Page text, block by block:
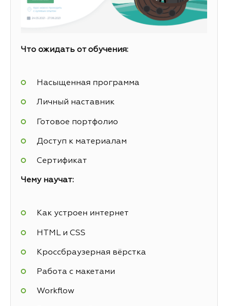
Что ожидать от обучения:
Насыщенная программа
Личный наставник
Готовое портфолио
Доступ к материалам
Сертификат
Чему научат:
Как устроен интернет
HTML и CSS
Кроссбраузерная вёрстка
Работа с макетами
Workflow